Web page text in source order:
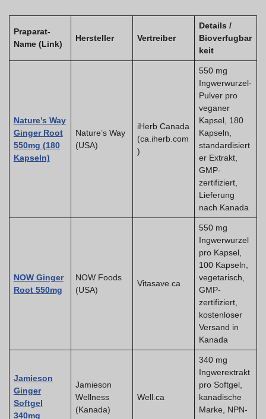
Praparat-
Name (Link)
Hersteller Vertreiber
Details /
Bioverfugbar
keit
Nature’s Way
Ginger Root
550mg (180
Kapseln)
Nature’s Way
(USA)
iHerb Canada
(ca.iherb.com
)
550 mg
Ingwerwurzel-
Pulver pro
veganer
Kapsel, 180
Kapseln,
standardisiert
er Extrakt,
GMP-
zertifiziert,
Lieferung
nach Kanada
NOW Ginger
Root 550mg
NOW Foods
(USA)
Vitasave.ca
550 mg
Ingwerwurzel
pro Kapsel,
100 Kapseln,
vegetarisch,
GMP-
zertifiziert,
kostenloser
Versand in
Kanada
Jamieson
Ginger
Softgel
340mg
Jamieson
Wellness
(Kanada)
Well.ca
340 mg
Ingwerextrakt
pro Softgel,
kanadische
Marke, NPN-